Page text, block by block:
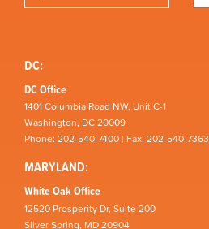
DC:
DC Office
1401 Columbia Road NW, Unit C-1
Washington, DC 20009
Phone: 202-540-7400 | Fax: 202-540-7363
MARYLAND:
White Oak Office
12520 Prosperity Dr, Suite 200
Silver Spring, MD 20904